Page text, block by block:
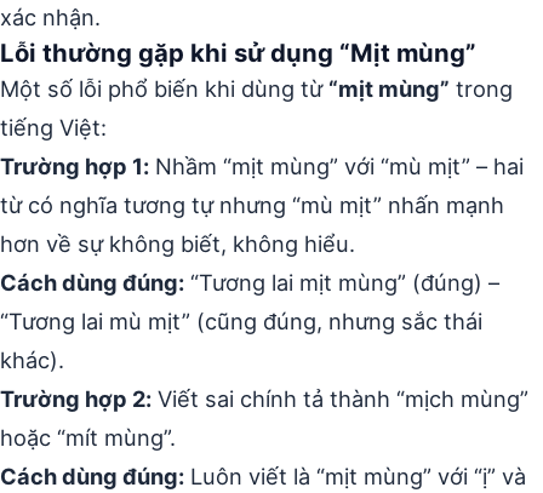
xác nhận.
Lỗi thường gặp khi sử dụng “Mịt mùng”
Một số lỗi phổ biến khi dùng từ “mịt mùng” trong
tiếng Việt:
Trường hợp 1: Nhầm “mịt mùng” với “mù mịt” – hai
từ có nghĩa tương tự nhưng “mù mịt” nhấn mạnh
hơn về sự không biết, không hiểu.
Cách dùng đúng: “Tương lai mịt mùng” (đúng) –
“Tương lai mù mịt” (cũng đúng, nhưng sắc thái
khác).
Trường hợp 2: Viết sai chính tả thành “mịch mùng”
hoặc “mít mùng”.
Cách dùng đúng: Luôn viết là “mịt mùng” với “ị” và